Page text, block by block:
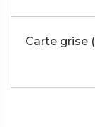
Carte grise